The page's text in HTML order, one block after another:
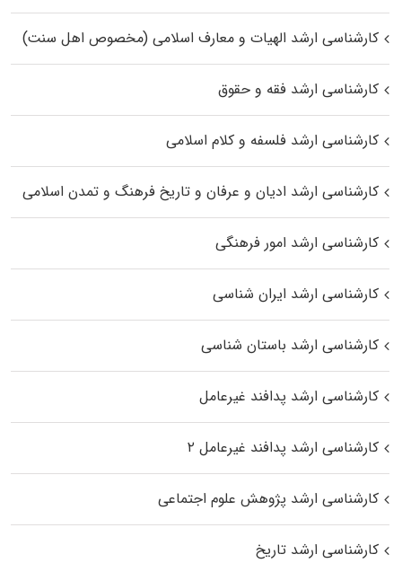
کارشناسی ارشد الهیات و معارف اسلامی (مخصوص اهل سنت)
کارشناسی ارشد فقه و حقوق
کارشناسی ارشد فلسفه و کلام اسلامی
کارشناسی ارشد ادیان و عرفان و تاریخ فرهنگ و تمدن اسلامی
کارشناسی ارشد امور فرهنگی
کارشناسی ارشد ایران شناسی
کارشناسی ارشد باستان شناسی
کارشناسی ارشد پدافند غیرعامل
کارشناسی ارشد پدافند غیرعامل ۲
کارشناسی ارشد پژوهش علوم اجتماعی
کارشناسی ارشد تاریخ